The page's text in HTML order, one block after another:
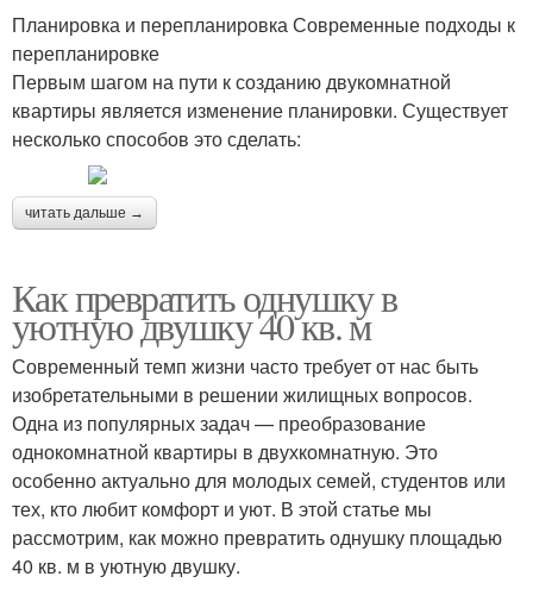
Планировка и перепланировка Современные подходы к
перепланировке
Первым шагом на пути к созданию двукомнатной
квартиры является изменение планировки. Существует
несколько способов это сделать:
читать дальше →
Как превратить однушку в
уютную двушку 40 кв. м
Современный темп жизни часто требует от нас быть
изобретательными в решении жилищных вопросов.
Одна из популярных задач — преобразование
однокомнатной квартиры в двухкомнатную. Это
особенно актуально для молодых семей, студентов или
тех, кто любит комфорт и уют. В этой статье мы
рассмотрим, как можно превратить однушку площадью
40 кв. м в уютную двушку.